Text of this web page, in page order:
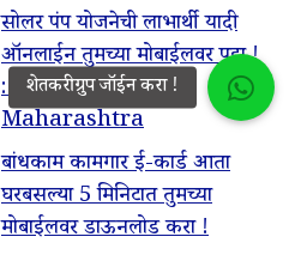
सोलर पंप योजनेची लाभार्थी यादी
ऑनलाईन तुमच्या मोबाईलवर पहा !
: Solar Pump List
Maharashtra
बांधकाम कामगार ई-कार्ड आता
घरबसल्या 5 मिनिटात तुमच्या
मोबाईलवर डाऊनलोड करा !